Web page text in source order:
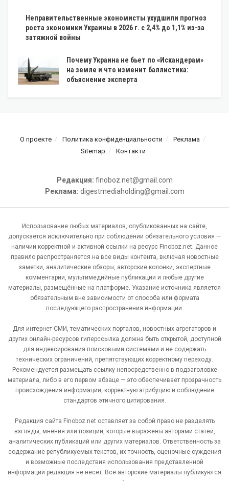
Неправительственные экономисты ухудшили прогноз
роста экономики Украины в 2026 г. с 2,4% до 1,1% из-за
затяжной войны
Почему Украина не бьет по «Искандерам»
на земле и что изменит баллистика:
объяснение эксперта
О проекте Политика конфиденциальности
Реклама
Sitemap
Контакти
Редакция: finoboz.net@gmail.com
Реклама: digestmediaholding@gmail.com
Использование любых материалов, опубликованных на сайте,
допускается исключительно при соблюдении обязательного условия —
наличии корректной и активной ссылки на ресурс Finoboz.net. Данное
правило распространяется на все виды контента, включая новостные
заметки, аналитические обзоры, авторские колонки, экспертные
комментарии, мультимедийные публикации и любые другие
материалы, размещённые на платформе. Указание источника является
обязательным вне зависимости от способа или формата
последующего распространения информации.
Для интернет-СМИ, тематических порталов, новостных агрегаторов и
других онлайн-ресурсов гиперссылка должна быть открытой, доступной
для индексирования поисковыми системами и не содержать
технических ограничений, препятствующих корректному переходу.
Рекомендуется размещать ссылку непосредственно в подзаголовке
материала, либо в его первом абзаце — это обеспечивает прозрачность
происхождения информации, корректную атрибуцию и соблюдение
стандартов этичного цитирования.
Редакция сайта Finoboz.net оставляет за собой право не разделять
взгляды, мнения или позиции, которые выражены авторами статей,
аналитических публикаций или других материалов. Ответственность за
содержание републикуемых текстов, их точность, оценочные суждения
и возможные последствия использования представленной
информации редакция не несёт. Все авторские материалы публикуются